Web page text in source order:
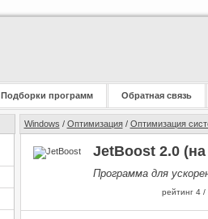
Подборки программ Обратная связь
Windows / Оптимизация/ Оптимизация
JetBoost 2.0
Программа для
рейтинг 4/